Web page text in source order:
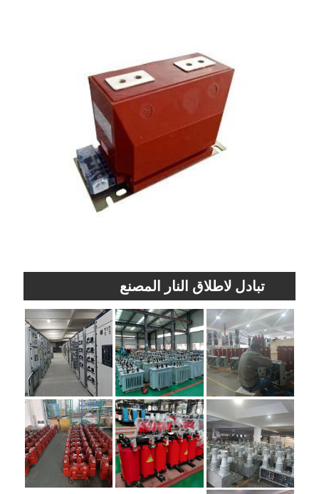
تبادل لاطلاق النار المصنع